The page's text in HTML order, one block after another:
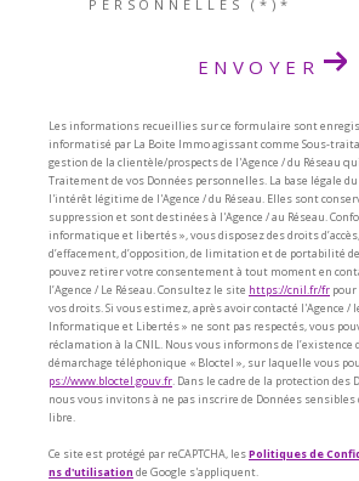
PERSONNELLES (*)*
ENVOYER
Les informations recueillies sur ce formulaire sont
informatisé par La Boite Immo agissant comme Sous-
gestion de la clientèle/prospects de l'Agence / du Réseau
Traitement de vos Données personnelles. La base légale
l'intérêt légitime de l'Agence / du Réseau. Elles sont
suppression et sont destinées à l'Agence / au Réseau.
informatique et libertés », vous disposez des droits
d’effacement, d’opposition, de limitation et de portabilité
pouvez retirer votre consentement à tout moment en
l’Agence / Le Réseau. Consultez le site https://cnil.fr/fr
vos droits. Si vous estimez, après avoir contacté l'Agence /
Informatique et Libertés » ne sont pas respectés, vous
réclamation à la CNIL. Nous vous informons de
démarchage téléphonique « Bloctel », sur laquelle vous
ps://www.bloctel.gouv.fr . Dans le cadre de la protection des
nous vous invitons à ne pas inscrire de Données sensibles
libre.
Ce site est protégé par reCAPTCHA, lesPolitiques de
ns d'utilisation de Google s'appliquent.